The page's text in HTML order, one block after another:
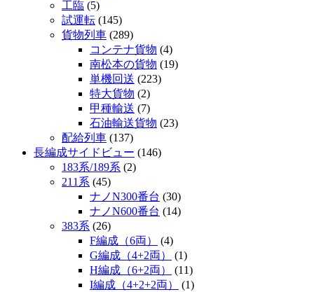
工臨 (5)
試運転 (145)
貨物列車 (289)
コンテナ貨物 (4)
南松本の貨物 (19)
単機回送 (223)
特大貨物 (2)
甲種輸送 (7)
石油輸送貨物 (23)
配給列車 (137)
長編成サイドビュー (146)
183系/189系 (2)
211系 (45)
ナノN300番台 (30)
ナノN600番台 (14)
383系 (26)
F編成（6両）
(4)
G編成（4+2両）
(1)
H編成（6+2両）
(11)
I編成（4+2+2両）
(1)